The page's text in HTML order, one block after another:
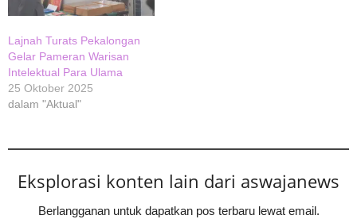
Lajnah Turats Pekalongan
Gelar Pameran Warisan
Intelektual Para Ulama
25 Oktober 2025
dalam "Aktual"
Eksplorasi konten lain dari aswajanews
Berlangganan untuk dapatkan pos terbaru lewat email.